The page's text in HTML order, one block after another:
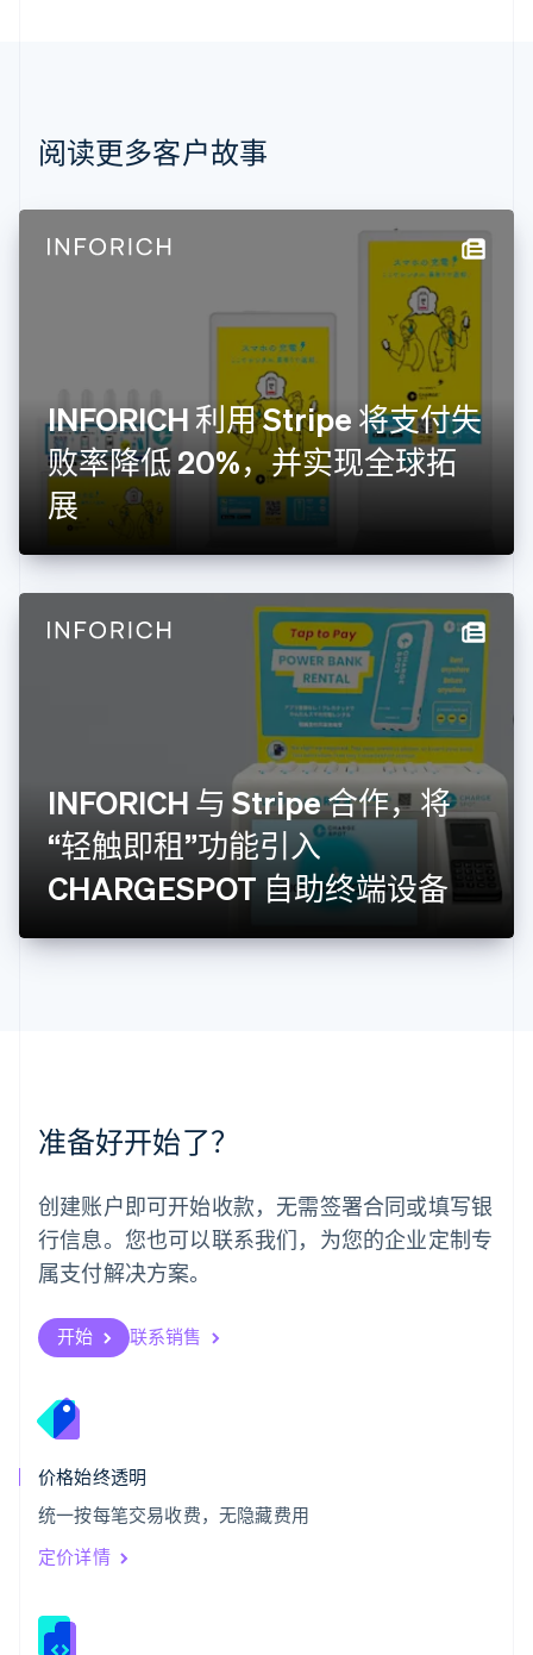
阅读更多客户故事
INFORICH 利用 Stripe 将支付失
败率降低 20%，并实现全球拓
展
INFORICH 与 Stripe 合作，将
“轻触即租”功能引入
CHARGESPOT 自助终端设备
准备好开始了？
创建账户即可开始收款，无需签署合同或填写银
行信息。您也可以联系我们，为您的企业定制专
属支付解决方案。
开始 联系销售
价格始终透明
统一按每笔交易收费，无隐藏费用
定价详情
Nederlands Français Deutsch
波兰
丹麦
English
德国
荷兰
NederlandsEnglish
加拿大
EnglishFrançais
捷克
克罗地亚
English
罗马尼亚
English
马尔他
English
马来西亚
美国
日本
日本語English
SvenskaEnglish
瑞士
DeutschFrançais ItalianoEnglish
塞浦路斯
斯洛伐克
English
English
泰国
ไทย
希腊
English
西班牙
Español
新加坡
新西兰